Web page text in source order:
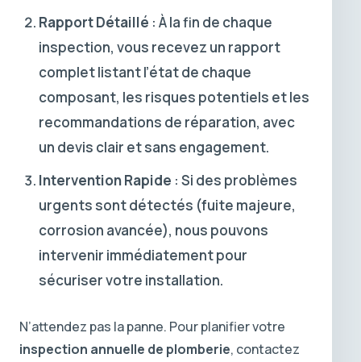
Rapport Détaillé : À la fin de chaque
inspection, vous recevez un rapport
complet listant l’état de chaque
composant, les risques potentiels et les
recommandations de réparation, avec
un devis clair et sans engagement.
Intervention Rapide : Si des problèmes
urgents sont détectés (fuite majeure,
corrosion avancée), nous pouvons
intervenir immédiatement pour
sécuriser votre installation.
N’attendez pas la panne. Pour planifier votre
inspection annuelle de plomberie, contactez